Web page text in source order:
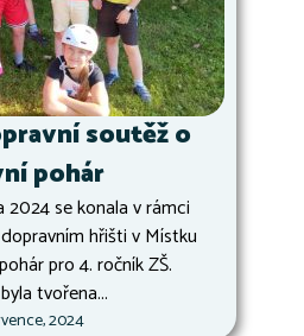
soutěž o
pohár
se konala v rámci
hřišti v Místku
pro 4. ročník ZŠ.
tvořena...
2024